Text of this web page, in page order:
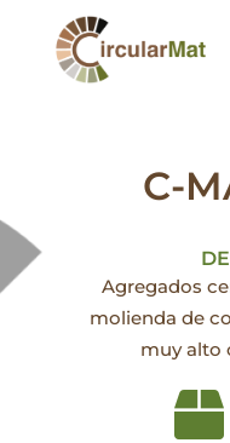
contenido
contenido
C-
Agregados
molienda de
muy alto